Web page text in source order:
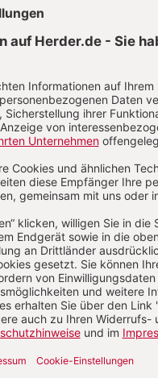
im Jahreskreis bis Christkönig
–
Kommentar
Als